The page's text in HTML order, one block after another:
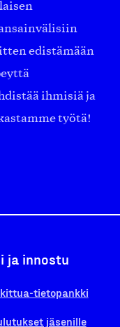
edistämään
ihmisiä ja
työtä!
ja innostu
tietopankki
jäsenille